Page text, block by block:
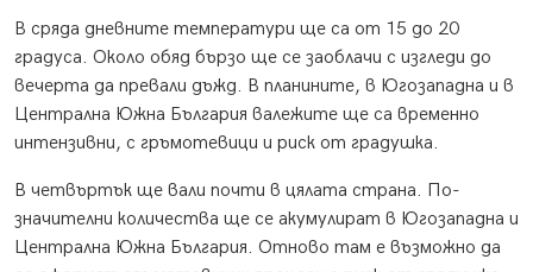
В сряда дневните температури ще са от 15 до 20
градуса. Около обяд бързо ще се заоблачи с изгледи до
вечерта да превали дъжд. В планините, в Югозападна и в
Централна Южна България валежите ще са временно
интензивни, с гръмотевици и риск от градушка.
В четвъртък ще вали почти в цялата страна. По-
значителни количества ще се акумулират в Югозападна и
Централна Южна България. Отново там е възможно да